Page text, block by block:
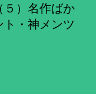
５）名作ばか
・神メンツ